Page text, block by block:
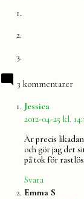
3 kommentarer
Jessica
2012-04-25 kl.
Är precis
och gör jag det
på tok för
Svara
Emma S